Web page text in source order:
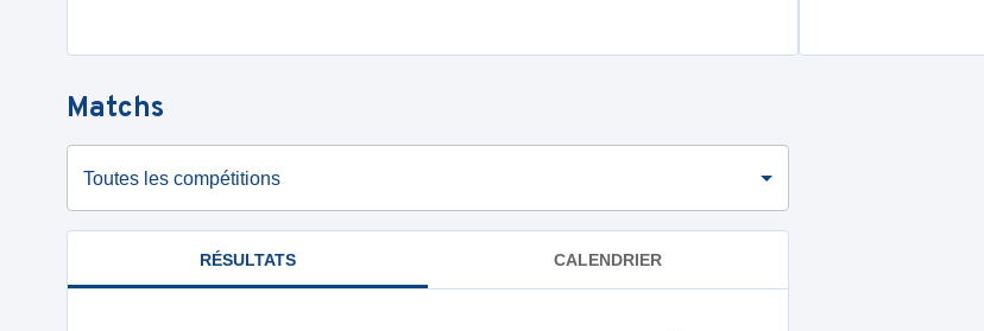
Matchs
Toutes les compétitions
RÉSULTATS CALENDRIER